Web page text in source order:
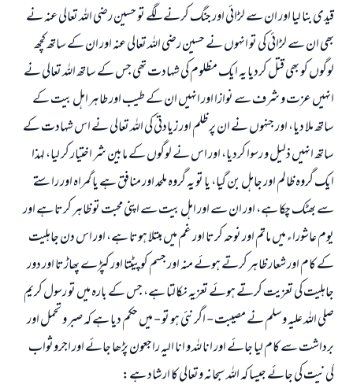
قيدى بنا ليا اور ان سے لڑائى اور جنگ كرنے لگے تو حسين رضى اللہ تعالى عنہ نے
بھى ان سے لڑائى كى تو انہوں نے حسين رضى اللہ تعالى عنہ اور ان كے ساتھ كچھ
لوگوں كو بھى قتل كرديا يہ ايك مظلوم كى شہادت تھى جس كے ساتھ اللہ تعالى نے
انہيں عزت و شرف سے نوازا اور انہيں ان كے طيب اور طاہر اہل بيت كے
ساتھ ملا ديا، اور جنہوں نے ان پر ظلم اور زيادتى كى اللہ تعالى نے اس شہادت كے
ساتھ انہيں ذليل و رسوا كرديا، اور اس نے لوگوں كے مابين شر اختيار كر ليا، لہذا
ايك گروہ ظالم اور جاہل بن گيا، يا تو يہ گروہ ملحد اور منافق ہے يا گمراہ اور راستے
سے بھٹك چكا ہے، اور ان سے اور اہل بيت سے اپنى محبت تو ظاہر كرتا ہے اور
يوم عاشوراء ميں ماتم اور نوحہ كرتا اور غم ميں مبتلا ہوتا ہے، اور اس دن جاہليت
كے كام اور شعار ظاہر كرتے ہوئے منہ اور جسم كو پيٹتا اور كپڑے پھاڑتا اور دور
جاہليت كى تعزيت كرتے ہوئے تعزيہ نكالتا ہے، جس كے بارہ ميں تو رسول كريم
صلى اللہ عليہ وسلم نے مصيبت - اگر نئى ہو تو - ميں حكم ديا ہے كہ صبر و تحمل اور
برداشت سے كام ليا جائے اور انا للہ و انا اليہ راجعون پڑھا جائے اور اجروثواب
كى نيت كى جائے جيسا كہ اللہ سبحانہ وتعالى كا ارشاد ہے: